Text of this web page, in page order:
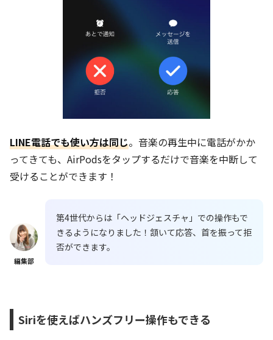
LINE電話でも使い方は同じ。音楽の再生中に電話がかか
ってきても、AirPodsをタップするだけで音楽を中断して
受けることができます！
編集部
第4世代からは「ヘッドジェスチャ」での操作もで
きるようになりました！頷いて応答、首を振って拒
否ができます。
Siriを使えばハンズフリー操作もできる